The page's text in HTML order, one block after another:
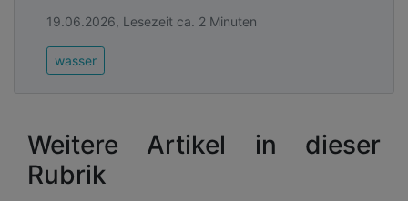
19.06.2026, Lesezeit ca. 2 Minuten
wasser
Weitere Artikel in dieser
Rubrik